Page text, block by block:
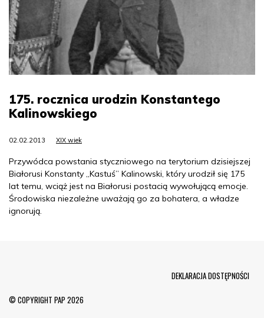
175. rocznica urodzin Konstantego
Kalinowskiego
02.02.2013 XIX wiek
Przywódca powstania styczniowego na terytorium dzisiejszej
Białorusi Konstanty „Kastuś” Kalinowski, który urodził się 175
lat temu, wciąż jest na Białorusi postacią wywołującą emocje.
Środowiska niezależne uważają go za bohatera, a władze
ignorują.
© COPYRIGHT PAP 2026
DEKLARACJA DOSTĘPNOŚCI